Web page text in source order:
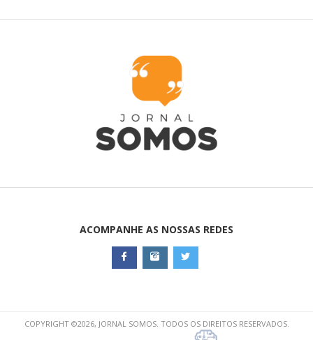
ACOMPANHE AS NOSSAS REDES
COPYRIGHT ©2026, JORNAL SOMOS. TODOS OS DIREITOS RESERVADOS.